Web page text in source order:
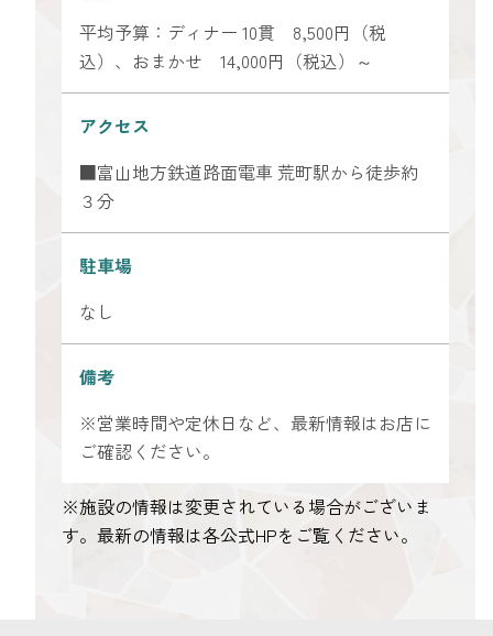
平均予算：ディナー 10貫 8,500円（税
込）、おまかせ 14,000円（税込）～
アクセス
■富山地方鉄道路面電車 荒町駅から徒歩約
３分
駐車場
なし
備考
※営業時間や定休日など、最新情報はお店に
ご確認ください。
※施設の情報は変更されている場合がございま
す。最新の情報は各公式HPをご覧ください。